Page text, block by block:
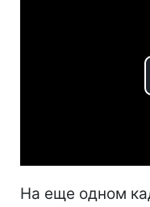
На еще одном